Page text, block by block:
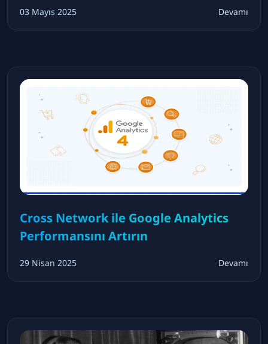
03 Mayıs 2025 Devamı
Cross Network ile Google Analytics
Performansını Artırın
29 Nisan 2025 Devamı